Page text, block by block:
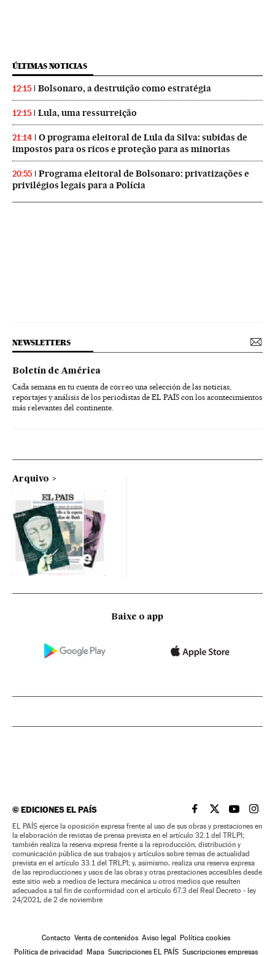
ÚLTIMAS NOTICIAS
12:15 Bolsonaro, a destruição como estratégia
12:15 Lula, uma ressurreição
21:14
O programa eleitoral de Lula da Silva: subidas de
impostos para os ricos e proteção para as minorias
20:55
Programa eleitoral de Bolsonaro: privatizações e
privilégios legais para a Polícia
NEWSLETTERS
Boletín de América
Cada semana en tu cuenta de correo una selección de las noticias,
reportajes y análisis de los periodistas de EL PAÍS con los acontecimientos
más relevantes del continente.
Arquivo
Baixe o app
©EDICIONES EL PAÍS EL PAÍS BRASIL EN
EL PAÍSEL PAÍS
EL
EL PAÍS ejerce la oposición expresa frente al uso de sus obras y prestaciones en
la elaboración de revistas de prensa prevista en el artículo 32.1 del TRLPI;
también realiza la reserva expresa frente a la reproducción, distribución y
comunicación pública de sus trabajos y artículos sobre temas de actualidad
prevista en el artículo 33.1 del TRLPI; y, asimismo, realiza una reserva expresa
de las reproducciones y usos de las obras y otras prestaciones accesibles desde
este sitio web a medios de lectura mecánica u otros medios que resulten
adecuados a tal fin de conformidad con el artículo 67.3 del Real Decreto - ley
24/2021, de 2 de noviembre
Contacto Venta de contenidos Aviso legal Política cookies
Política de privacidad Mapa Suscripciones EL PAÍS Suscripciones empresas